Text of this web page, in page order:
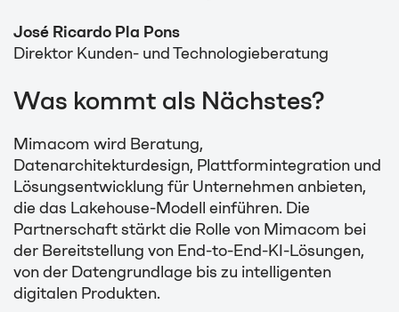
José Ricardo Pla Pons
Direktor Kunden- und Technologieberatung
Was kommt als Nächstes?
Mimacom wird Beratung,
Datenarchitekturdesign, Plattformintegration und
Lösungsentwicklung für Unternehmen anbieten,
die das Lakehouse-Modell einführen. Die
Partnerschaft stärkt die Rolle von Mimacom bei
der Bereitstellung von End-to-End-KI-Lösungen,
von der Datengrundlage bis zu intelligenten
digitalen Produkten.